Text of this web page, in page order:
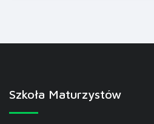
Szkoła Maturzystów